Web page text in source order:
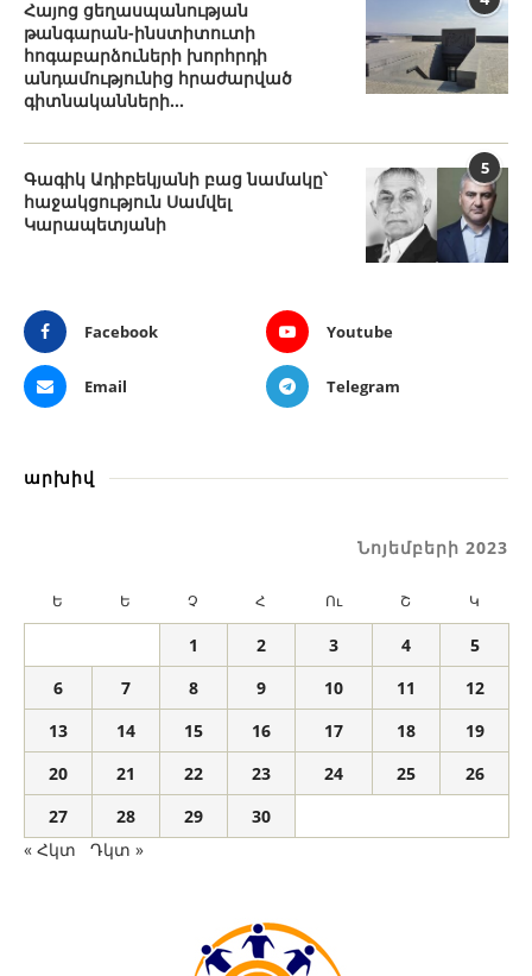
Հայոց ցեղասպանության
թանգարան-ինստիտուտի
հոգաբարձուների խորհրդի
անդամությունից հրաժարված
գիտնականների...
5
Գագիկ Ադիբեկյանի բաց նամակը՝
հաջակցություն Սամվել
Կարապետյանի
Facebook Youtube
Email Telegram
արխիվ
Նոյեմբերի 2023
Ե Ե Չ Հ Ու Շ Կ
1 2 3 4
5
6
7 8 9 10 11
12
13
14 15 16 17 18
19
20
21 22 23 24 25
26
27
28 29
30
« Հկտ
Դկտ »